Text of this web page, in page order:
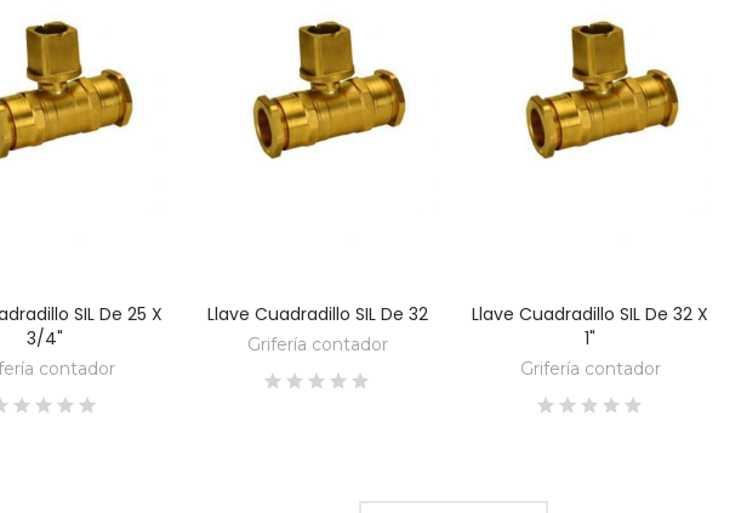
DESCUBRESIL De 25 X
3/4"
contador
DESCUBRE
Llave Cuadradillo SIL De 32
Grifería contador
DESCUBRE
Llave Cuadradillo SIL De 32 X
1"
Grifería contador